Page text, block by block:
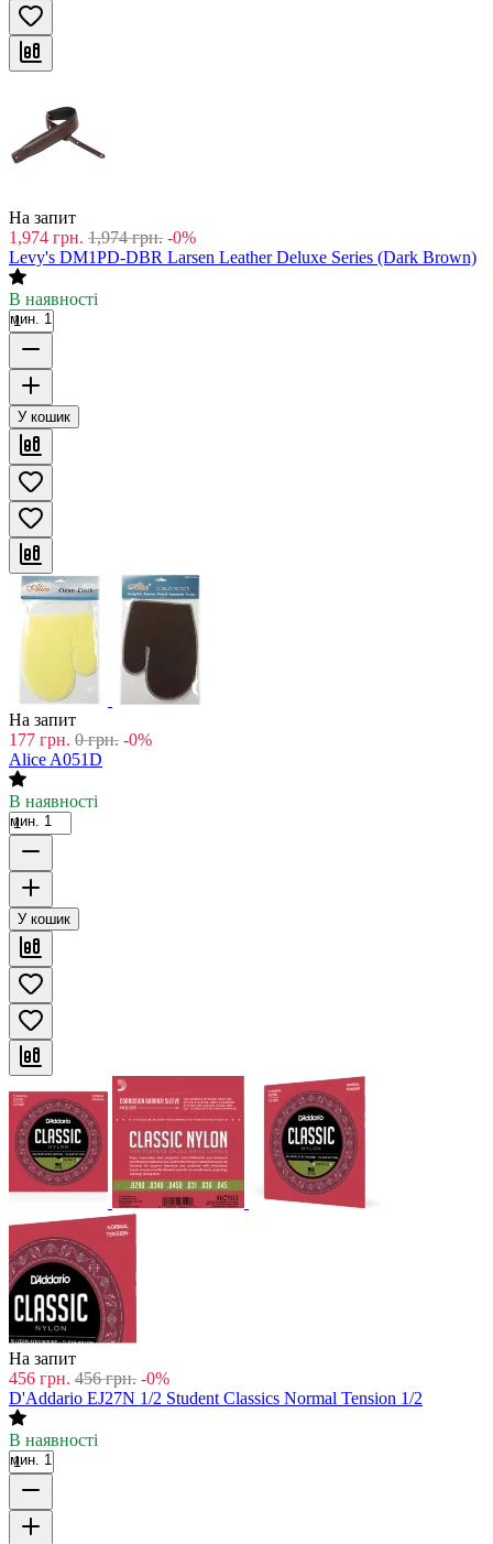
На запит
1,974 грн. 1,974 грн. -0%
Levy's DM1PD-DBR Larsen Leather Deluxe Series (Dark Brown)
В наявності
мин. 1
У кошик
На запит
177 грн. 0 грн. -0%
Alice A051D
В наявності
мин. 1
У кошик
На запит
456 грн. 456 грн. -0%
D'Addario EJ27N 1/2 Student Classics Normal Tension 1/2
В наявності
мин. 1